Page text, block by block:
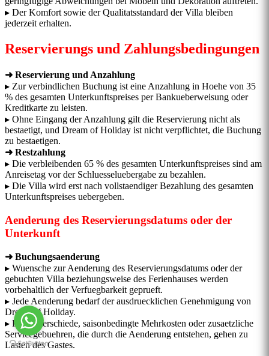
▸ Der Komfort sowie der Qualitatsstandard der Villa bleiben
jederzeit erhalten.
Reservierungs und Zahlungsbedingungen
➜ Reservierung und Anzahlung
▸ Zur verbindlichen Buchung ist eine Anzahlung in Hoehe von 35
% des gesamten Unterkunftspreises per Bankueberweisung oder
Kreditkarte zu leisten.
▸ Ohne Eingang der Anzahlung gilt die Reservierung nicht als
bestaetigt, und Dream of Holiday ist nicht verpflichtet, die Buchung
zu bestaetigen.
➜ Restzahlung
▸ Die verbleibenden 65 % des gesamten Unterkunftspreises sind am
Anreisetag vor der Schluesseluebergabe zu bezahlen.
▸ Die Villa wird erst nach vollstaendiger Bezahlung des gesamten
Unterkunftspreises uebergeben.
Aenderung des Reservierungsdatums oder der
Unterkunft
➜ Buchungsaenderung
▸ Wuensche zur Aenderung des Reservierungsdatums oder der
gebuchten Villa beziehungsweise des Ferienhauses werden
vorbehaltlich der Verfuegbarkeit geprueft.
▸ Jede Aenderung bedarf der ausdruecklichen Genehmigung von
Dream of Holiday.
▸ Preisunterschiede, saisonbedingte Mehrkosten oder zusaetzliche
Servicegebuehren, die durch die Aenderung entstehen, gehen zu
Lasten des Gastes.